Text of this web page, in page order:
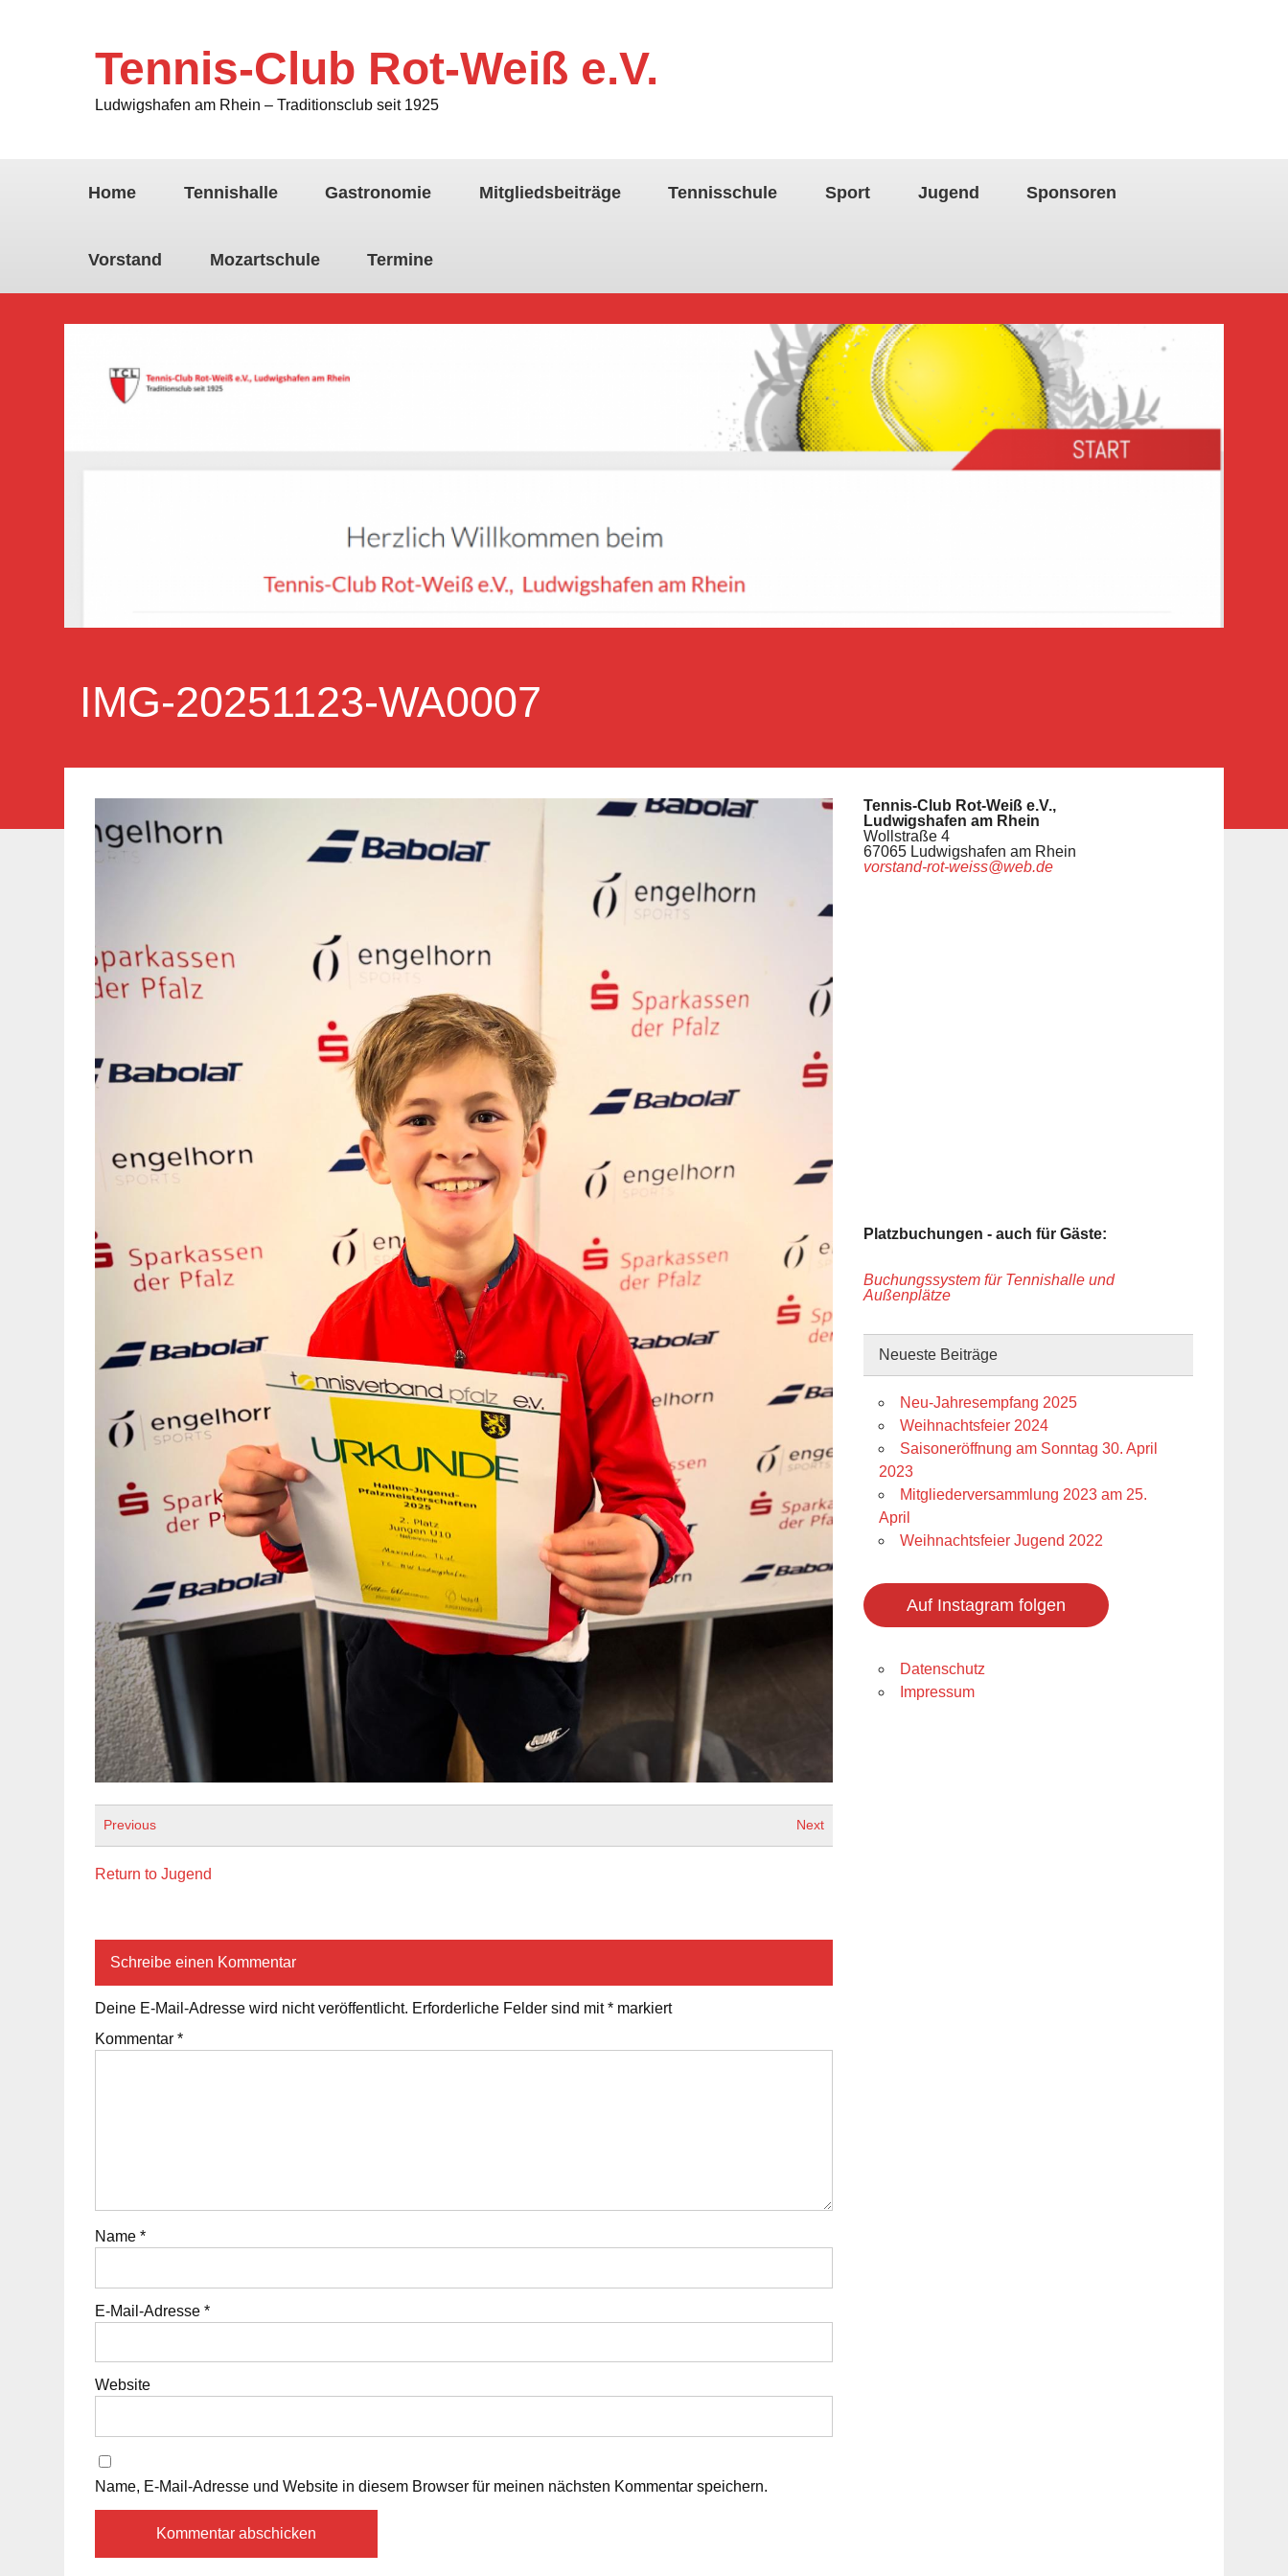
Tennis-Club Rot-Weiß e.V.
Ludwigshafen am Rhein – Traditionsclub seit 1925
Home Tennishalle Gastronomie Mitgliedsbeiträge Tennisschule Sport Jugend Sponsoren
Vorstand Mozartschule Termine
IMG-20251123-WA0007
Previous Next
Return to Jugend
Schreibe einen Kommentar
Deine E-Mail-Adresse wird nicht veröffentlicht. Erforderliche Felder sind mit* markiert
Kommentar*
Name*
E-Mail-Adresse*
Website
Name, E-Mail-Adresse und Website in diesem Browser für meinen nächsten Kommentar speichern.
Tennis-Club Rot-Weiß e.V.,
Ludwigshafen am Rhein
Wollstraße 4
67065 Ludwigshafen am Rhein
vorstand-rot-weiss@web.de
Platzbuchungen - auch für Gäste:
Buchungssystem für Tennishalle und
Außenplätze
Neueste Beiträge
Neu-Jahresempfang 2025
Weihnachtsfeier 2024
Saisoneröffnung am Sonntag 30. April
2023
Mitgliederversammlung 2023 am 25.
April
Weihnachtsfeier Jugend 2022
Auf Instagram folgen
Datenschutz
Impressum